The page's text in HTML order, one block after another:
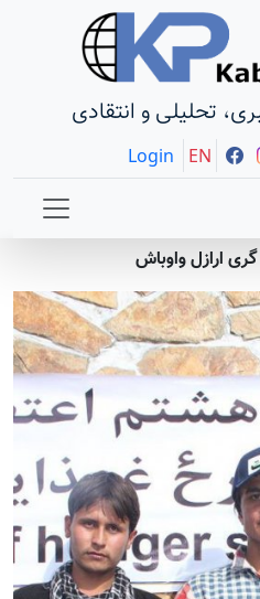
تحلیلی و انتقادی
Login EN
ارازل واوباش